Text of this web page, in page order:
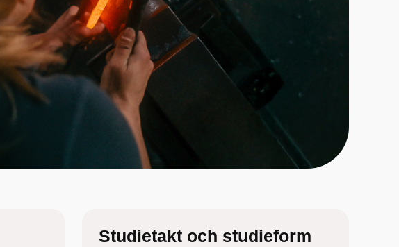
Studietakt och studieform